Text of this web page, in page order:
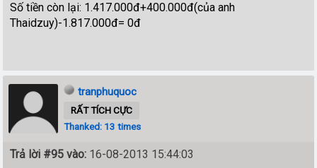
Số tiền còn lại: 1.417.000đ+400.000đ(của anh
Thaidzuy)-1.817.000đ= 0đ
tranphuquoc
RẤT TÍCH CỰC
Thanked: 13 times
Trả lời #95 vào: 16-08-2013 15:44:03